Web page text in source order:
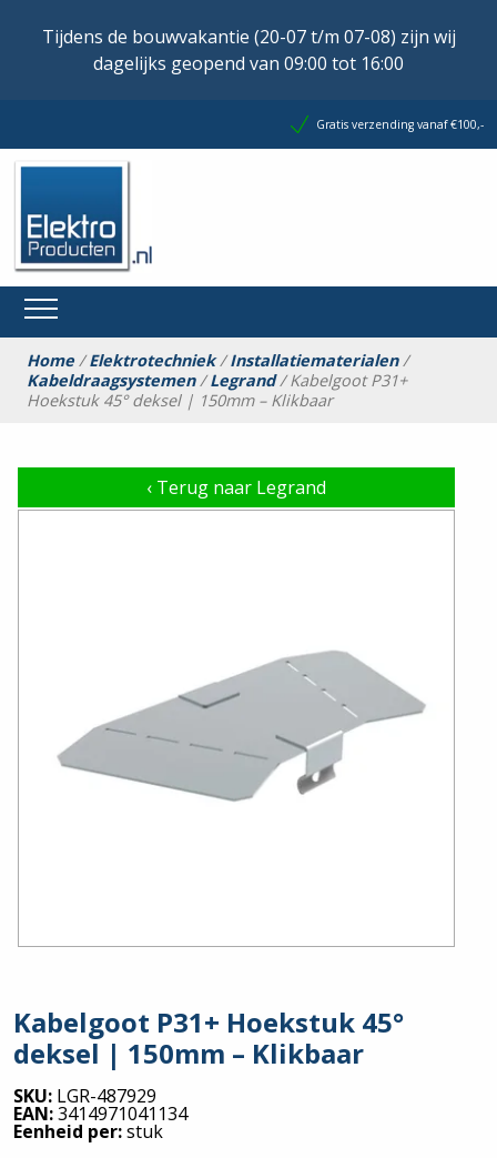
Tijdens de bouwvakantie (20-07 t/m 07-08) zijn wij
dagelijks geopend van 09:00 tot 16:00
Gratis verzending vanaf €100,-
Home/Elektrotechniek/Installatiematerialen/
Kabeldraagsystemen/Legrand/ Kabelgoot P31+
Hoekstuk 45° deksel | 150mm – Klikbaar
‹ Terug naar Legrand
Kabelgoot P31+ Hoekstuk 45°
deksel | 150mm – Klikbaar
SKU: LGR-487929
EAN:3414971041134
Eenheid per:stuk